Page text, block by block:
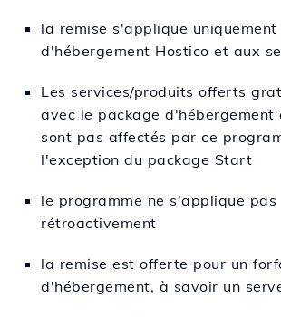
la remise s'applique
d'hébergement Hostico et aux
Les services/produits offerts
avec le package d'hébergement
sont pas affectés par ce
l'exception du package Start
le programme ne s'applique pas
rétroactivement
la remise est offerte pour un
d'hébergement, à savoir un